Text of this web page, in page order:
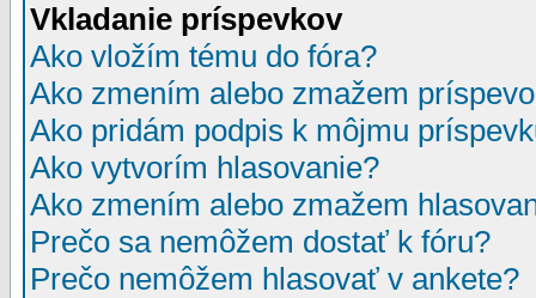
Vkladanie príspevkov
Ako vložím tému do fóra?
Ako zmením alebo zmažem
Ako pridám podpis k môjmu
Ako vytvorím hlasovanie?
Ako zmením alebo zmažem
Prečo sa nemôžem dostať k fóru?
Prečo nemôžem hlasovať v ankete?